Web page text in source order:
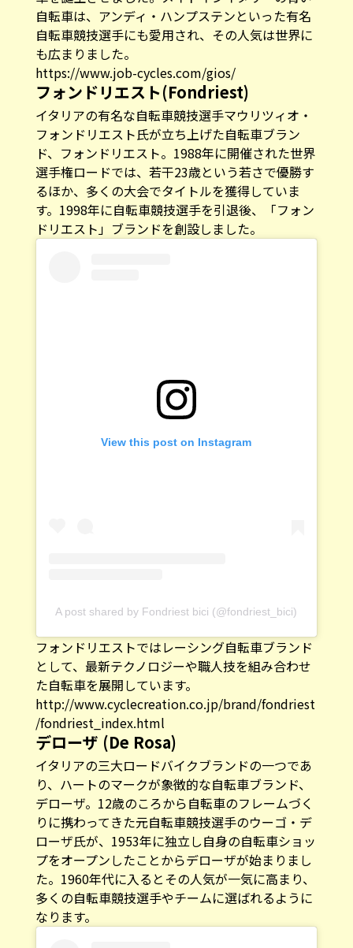
自転車は、アンディ・ハンプステンといった有名
自転車競技選手にも愛用され、その人気は世界に
も広まりました。
https://www.job-cycles.com/gios/
フォンドリエスト(Fondriest)
イタリアの有名な自転車競技選手マウリツィオ・
フォンドリエスト氏が立ち上げた自転車ブラン
ド、フォンドリエスト。1988年に開催された世界
選手権ロードでは、若干23歳という若さで優勝す
るほか、多くの大会でタイトルを獲得していま
す。1998年に自転車競技選手を引退後、「フォン
ドリエスト」ブランドを創設しました。
View this post on Instagram
A post shared by Fondriest bici (@fondriest_bici)
フォンドリエストではレーシング自転車ブランド
として、最新テクノロジーや職人技を組み合わせ
た自転車を展開しています。
http://www.cyclecreation.co.jp/brand/fondriest
/fondriest_index.html
デローザ (De Rosa)
イタリアの三大ロードバイクブランドの一つであ
り、ハートのマークが象徴的な自転車ブランド、
デローザ。12歳のころから自転車のフレームづく
りに携わってきた元自転車競技選手のウーゴ・デ
ローザ氏が、1953年に独立し自身の自転車ショッ
プをオープンしたことからデローザが始まりまし
た。1960年代に入るとその人気が一気に高まり、
多くの自転車競技選手やチームに選ばれるように
なります。